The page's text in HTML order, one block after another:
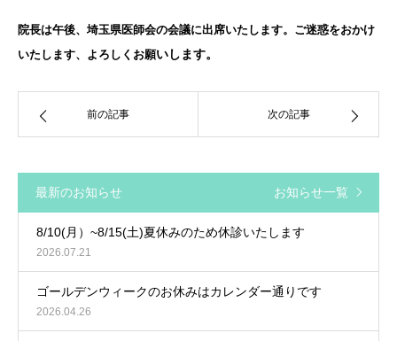
院長は午後、埼玉県医師会の会議に出席いたします。ご迷惑をおかけ
いたします、よろしくお願いします。
前の記事 次の記事
最新のお知らせ お知らせ一覧
8/10(月）~8/15(土)夏休みのため休診いたします
2026.07.21
ゴールデンウィークのお休みはカレンダー通りです
2026.04.26
求人情報